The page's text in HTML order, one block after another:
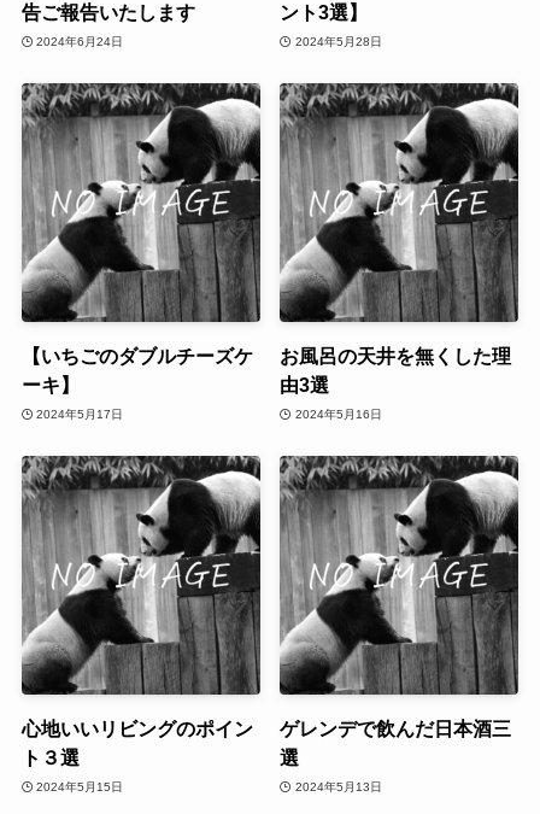
告ご報告いたします
2024年6月24日
ント3選】
2024年5月28日
【いちごのダブルチーズケ
ーキ】
2024年5月17日
お風呂の天井を無くした理
由3選
2024年5月16日
心地いいリビングのポイン
ト３選
2024年5月15日
ゲレンデで飲んだ日本酒三
選
2024年5月13日